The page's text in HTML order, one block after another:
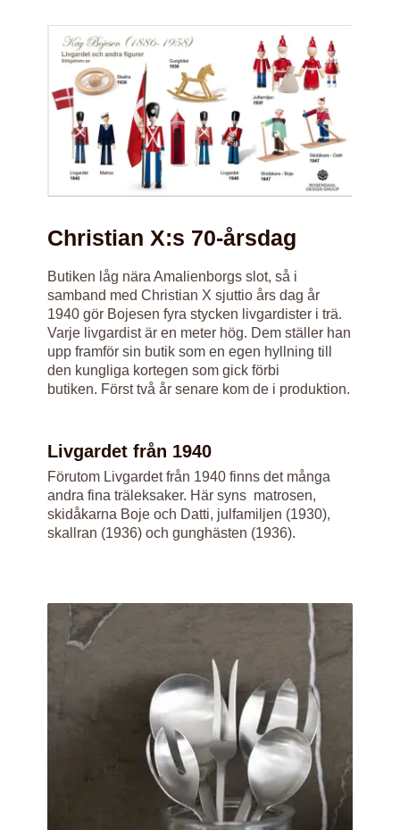
Christian X:s 70-årsdag
Butiken låg nära Amalienborgs slot, så i
samband med Christian X sjuttio års dag år
1940 gör Bojesen fyra stycken livgardister i trä.
Varje livgardist är en meter hög. Dem ställer han
upp framför sin butik som en egen hyllning till
den kungliga kortegen som gick förbi
butiken. Först två år senare kom de i produktion.
Livgardet från 1940
Förutom Livgardet från 1940 finns det många
andra fina träleksaker. Här syns matrosen,
skidåkarna Boje och Datti, julfamiljen (1930),
skallran (1936) och gunghästen (1936).